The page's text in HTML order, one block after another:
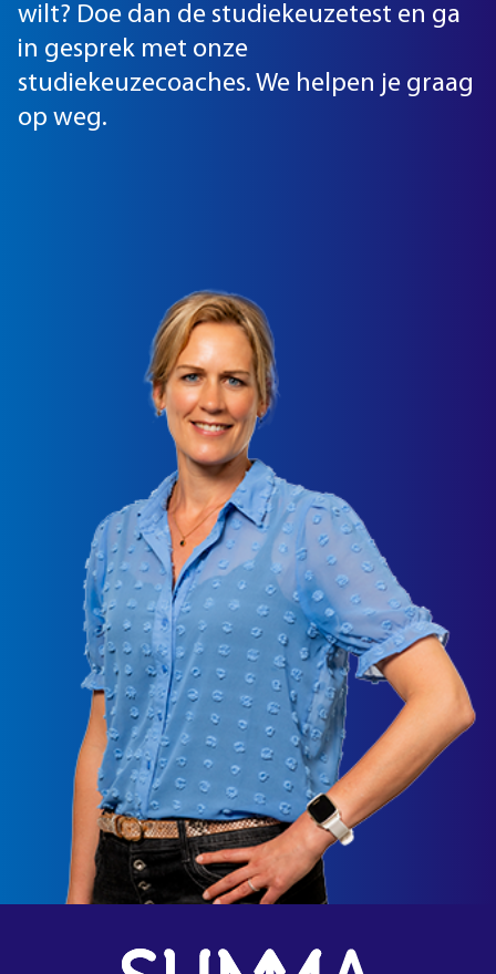
wilt? Doe dan de studiekeuzetest en ga
in gesprek met onze
studiekeuzecoaches. We helpen je graag
op weg.